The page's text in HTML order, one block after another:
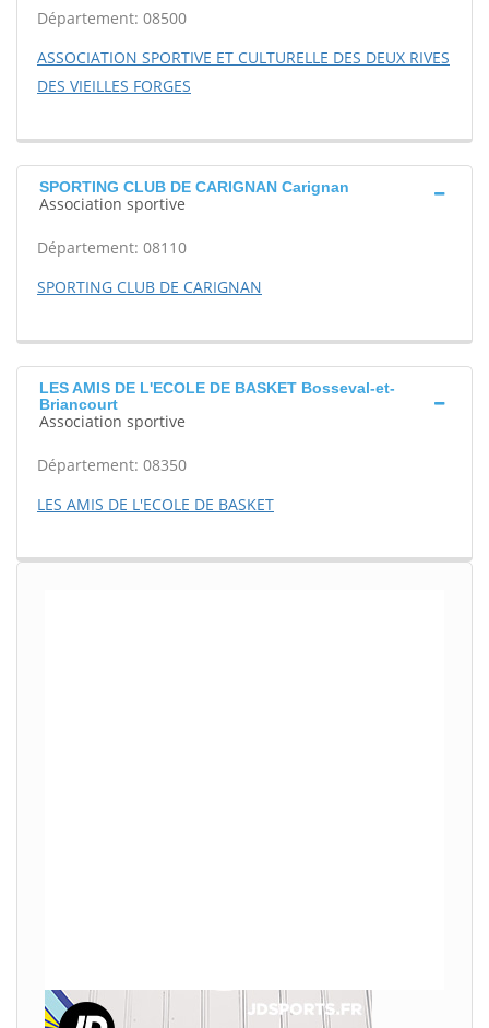
Département: 08500
ASSOCIATION SPORTIVE ET CULTURELLE DES DEUX RIVES
DES VIEILLES FORGES
SPORTING CLUB DE CARIGNAN Carignan
Association sportive
Département: 08110
SPORTING CLUB DE CARIGNAN
LES AMIS DE L'ECOLE DE BASKET Bosseval-et-
Briancourt
Association sportive
Département: 08350
LES AMIS DE L'ECOLE DE BASKET